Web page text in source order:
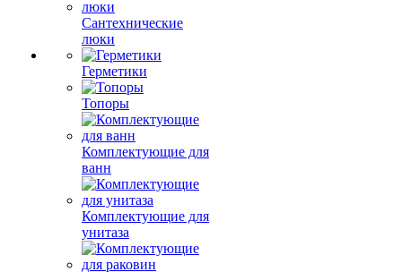
Сантехнические
люки
Герметики
Топоры
Комплектующие для
ванн
Комплектующие для
унитаза